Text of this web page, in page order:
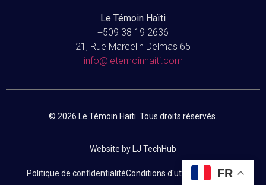
Le Témoin Haïti
+509 38 19 2636
21, Rue Marcelin Delmas 65
info@letemoinhaiti.com
© 2026 Le Témoin Haiti. Tous droits réservés.
Website by LJ TechHub
Politique de confidentialitéConditions d'utilisation Contact
FR